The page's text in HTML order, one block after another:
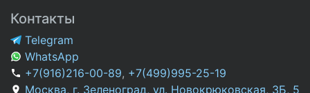
Контакты
Telegram
WhatsApp
+7(916)216-00-89, +7(499)995-25-19
Москва, г. Зеленоград, ул. Новокрюковская, 3Б, 5